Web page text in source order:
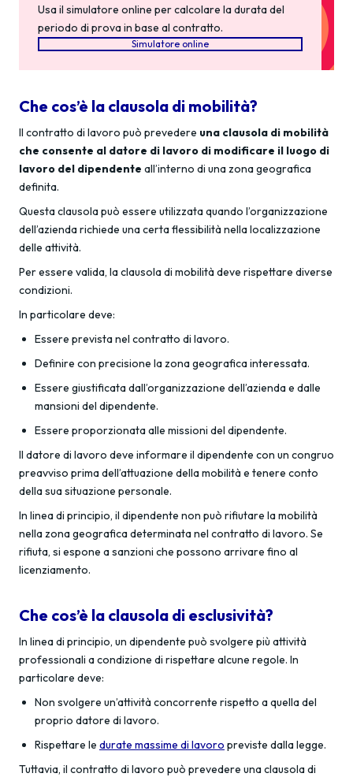
Usa il simulatore online per calcolare la durata del
periodo di prova in base al contratto.
Simulatore online
Che cos’è la clausola di mobilità?
Il contratto di lavoro può prevedere una clausola di mobilità
che consente al datore di lavoro di modificare il luogo di
lavoro del dipendente all’interno di una zona geografica
definita.
Questa clausola può essere utilizzata quando l’organizzazione
dell’azienda richiede una certa flessibilità nella localizzazione
delle attività.
Per essere valida, la clausola di mobilità deve rispettare diverse
condizioni.
In particolare deve:
Essere prevista nel contratto di lavoro.
Definire con precisione la zona geografica interessata.
Essere giustificata dall’organizzazione dell’azienda e dalle
mansioni del dipendente.
Essere proporzionata alle missioni del dipendente.
Il datore di lavoro deve informare il dipendente con un congruo
preavviso prima dell’attuazione della mobilità e tenere conto
della sua situazione personale.
In linea di principio, il dipendente non può rifiutare la mobilità
nella zona geografica determinata nel contratto di lavoro. Se
rifiuta, si espone a sanzioni che possono arrivare fino al
licenziamento.
Che cos’è la clausola di esclusività?
In linea di principio, un dipendente può svolgere più attività
professionali a condizione di rispettare alcune regole. In
particolare deve:
Non svolgere un’attività concorrente rispetto a quella del
proprio datore di lavoro.
Rispettare le durate massime di lavoro previste dalla legge.
Tuttavia, il contratto di lavoro può prevedere una clausola di